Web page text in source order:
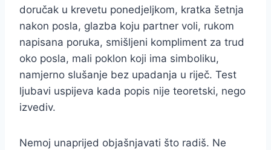
doručak u krevetu ponedjeljkom, kratka šetnja
nakon posla, glazba koju partner voli, rukom
napisana poruka, smišljeni kompliment za trud
oko posla, mali poklon koji ima simboliku,
namjerno slušanje bez upadanja u riječ. Test
ljubavi uspijeva kada popis nije teoretski, nego
izvediv.
Nemoj unaprijed objašnjavati što radiš. Ne